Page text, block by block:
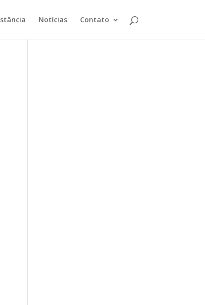
Notícias Contato